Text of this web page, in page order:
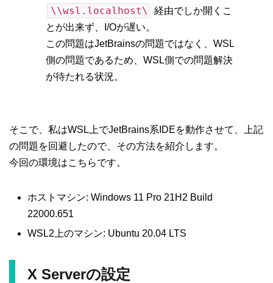
\\wsl.localhost\
経由でしか開くこ
とが出来ず、I/Oが遅い。
この問題はJetBrainsの問題ではなく、WSL
側の問題であるため、WSL側での問題解決
が待たれる状況。
そこで、私はWSL上でJetBrains系IDEを動作させて、上記
の問題を回避したので、その方法を紹介します。
今回の環境はこちらです。
ホストマシン: Windows 11 Pro 21H2 Build
22000.651
WSL2上のマシン: Ubuntu 20.04 LTS
X Serverの設定